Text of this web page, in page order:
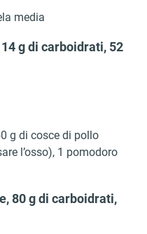
media
g di carboidrati, 52
g di cosce di pollo
l’osso), 1 pomodoro
80 g di carboidrati,